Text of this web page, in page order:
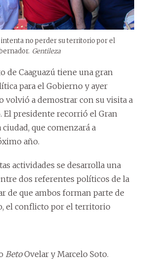
intenta no perder su territorio por el
Gentileza
de Caaguazú tiene una gran
para el Gobierno y ayer
volvió a demostrar con su visita a
El presidente recorrió el Gran
que comenzará a
año.
actividades se desarrolla una
dos referentes políticos de la
de que ambos forman parte de
el conflicto por el territorio
BetoOvelar y Marcelo Soto.